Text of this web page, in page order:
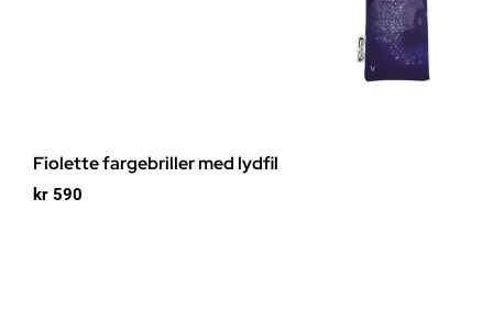
Fiolette fargebriller med lydfil
kr 590